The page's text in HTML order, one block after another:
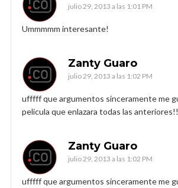
julio 29, 2013 a las 1:01 PM
Ummmmm interesante!
Zanty Guaro
julio 29, 2013 a las 1:02 PM
ufffff que argumentos sinceramente me
pelicula que enlazara todas las anteriores!!
Zanty Guaro
julio 29, 2013 a las 1:02 PM
ufffff que argumentos sinceramente me